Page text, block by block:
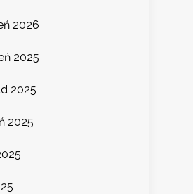
2026
2025
2025
2025